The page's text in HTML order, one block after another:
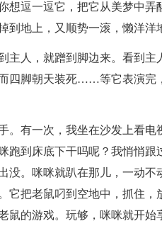
想逗一逗它，把它从美梦中弄
地上，又顺势一滚，懒洋洋
人，就蹭到脚边来。看到主
四脚朝天装死……等它表演完
有一次，我坐在沙发上看电
跑到床底下干吗呢？我悄悄跟
没。咪咪就趴在那儿，一动不
它把老鼠叼到空地中，抓住，
的游戏。玩够，咪咪就开始